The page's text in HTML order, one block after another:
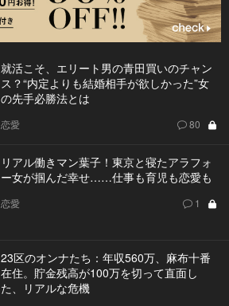
就活こそ、エリート男の青田買いのチャン
ス？“内定よりも結婚相手が欲しかった”女
の先手必勝法とは
恋愛 80
リアル働きマン葉子！東京と寝たアラフォ
ー女が掴んだ幸せ……仕事も育児も恋愛も
恋愛 1
23区のオンナたち：年収560万、麻布十番
在住。貯金残高が100万を切って直面し
た、リアルな危機